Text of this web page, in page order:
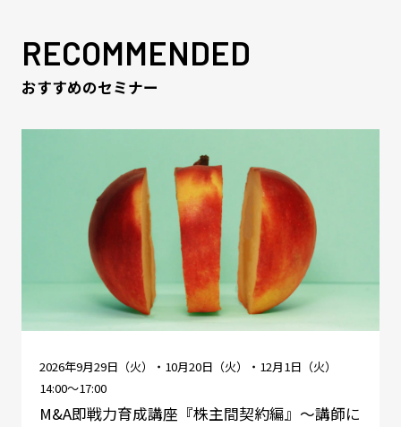
RECOMMENDED
おすすめのセミナー
2026年9月29日（火）・10月20日（火）・12月1日（火）
14:00～17:00
M&A即戦力育成講座『株主間契約編』～講師に